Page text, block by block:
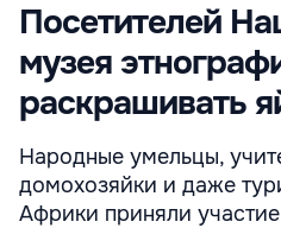
Посетителей
музея
раскрашивать
Народные умельцы,
домохозяйки и даже
Африки приняли